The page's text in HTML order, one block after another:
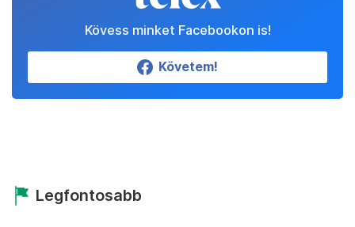
Kövess minket Facebookon is!
Követem!
Legfontosabb